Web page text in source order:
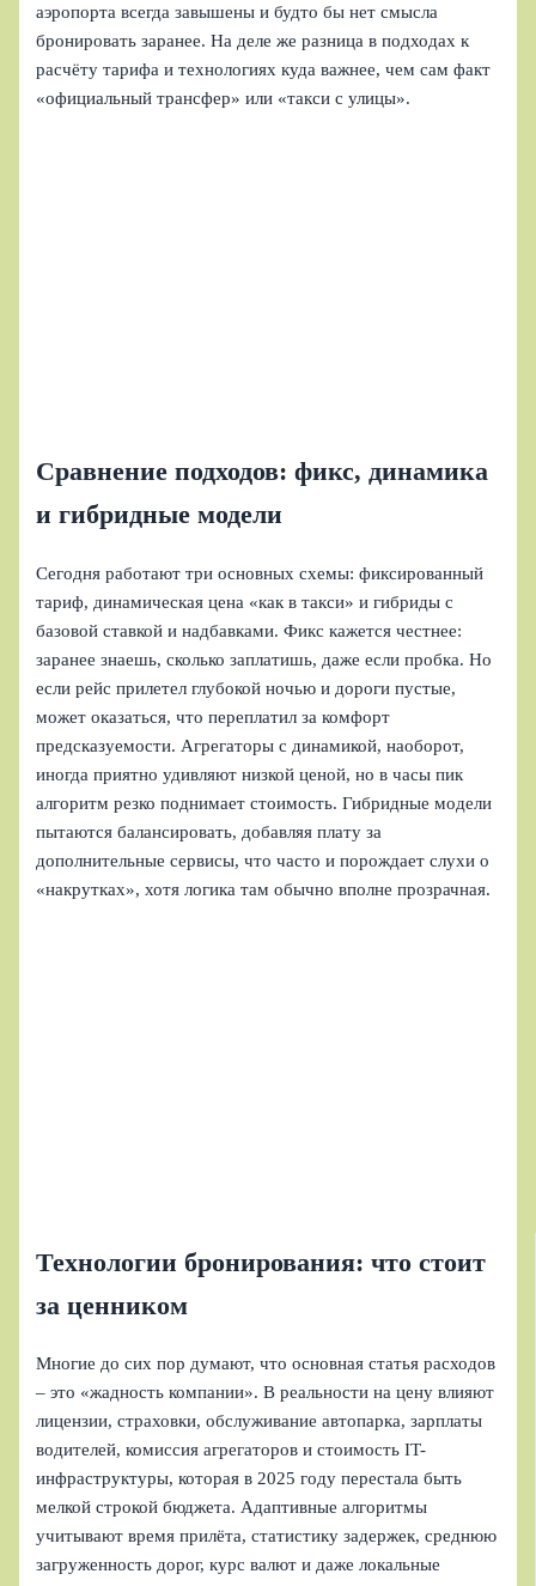
аэропорта всегда завышены и будто бы нет смысла
бронировать заранее. На деле же разница в подходах к
расчёту тарифа и технологиях куда важнее, чем сам факт
«официальный трансфер» или «такси с улицы».
Сравнение подходов: фикс, динамика
и гибридные модели
Сегодня работают три основных схемы: фиксированный
тариф, динамическая цена «как в такси» и гибриды с
базовой ставкой и надбавками. Фикс кажется честнее:
заранее знаешь, сколько заплатишь, даже если пробка. Но
если рейс прилетел глубокой ночью и дороги пустые,
может оказаться, что переплатил за комфорт
предсказуемости. Агрегаторы с динамикой, наоборот,
иногда приятно удивляют низкой ценой, но в часы пик
алгоритм резко поднимает стоимость. Гибридные модели
пытаются балансировать, добавляя плату за
дополнительные сервисы, что часто и порождает слухи о
«накрутках», хотя логика там обычно вполне прозрачная.
Технологии бронирования: что стоит
за ценником
Многие до сих пор думают, что основная статья расходов
– это «жадность компании». В реальности на цену влияют
лицензии, страховки, обслуживание автопарка, зарплаты
водителей, комиссия агрегаторов и стоимость IT-
инфраструктуры, которая в 2025 году перестала быть
мелкой строкой бюджета. Адаптивные алгоритмы
учитывают время прилёта, статистику задержек, среднюю
загруженность дорог, курс валют и даже локальные